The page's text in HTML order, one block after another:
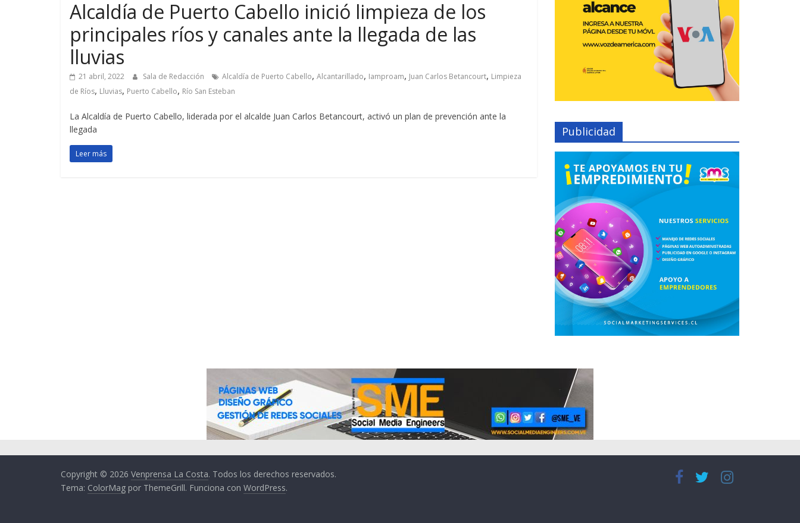
Alcaldía de Puerto Cabello inició limpieza de los
principales ríos y canales ante la llegada de las
lluvias
21 abril, 2022 Sala de Redacción Alcaldía de Puerto Cabello, Alcantarillado, Iamproam, Juan Carlos Betancourt, Limpieza
de Ríos, Lluvias, Puerto Cabello, Río San Esteban
La Alcaldía de Puerto Cabello, liderada por el alcalde Juan Carlos Betancourt, activó un plan de prevención ante la
llegada
Leer más
Publicidad
Copyright © 2026 Venprensa La Costa. Todos los derechos reservados.
Tema: ColorMag por ThemeGrill. Funciona con WordPress.